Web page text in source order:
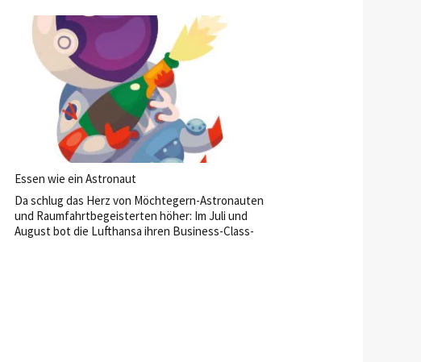
Essen wie ein Astronaut
Da schlug das Herz von Möchtegern-Astronauten
und Raumfahrtbegeisterten höher: Im Juli und
August bot die Lufthansa ihren Business-Class-